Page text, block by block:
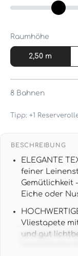
Raumhöhe
2,50 m
8 Bahnen
Tipp: +1
BESCHREIBUNG
ELEGANTE
feiner
Gemütlichkeit
Eiche oder
Vliestapete
und gut